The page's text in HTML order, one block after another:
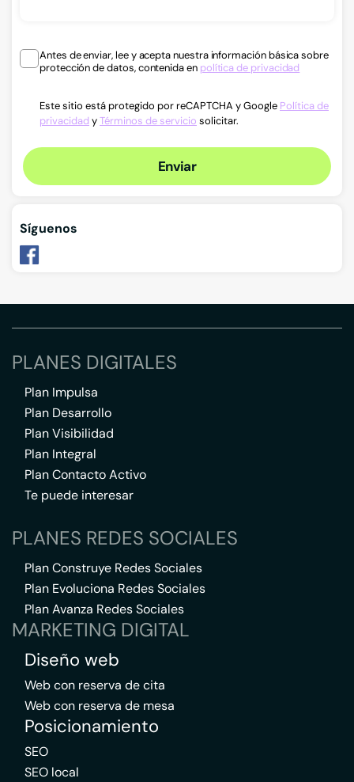
Antes de enviar, lee y acepta nuestra información básica sobre
protección de datos, contenida en política de privacidad
Este sitio está protegido por reCAPTCHA y Google Política de
privacidad yTérminos de servicio solicitar.
Enviar
Síguenos
PLANES DIGITALES
Plan Impulsa
Plan Desarrollo
Plan Visibilidad
Plan Integral
Plan Contacto Activo
Te puede interesar
PLANES REDES SOCIALES
Plan Construye Redes Sociales
Plan Evoluciona Redes Sociales
Plan Avanza Redes Sociales
MARKETING DIGITAL
Diseño web
Web con reserva de cita
Web con reserva de mesa
Posicionamiento
SEO
SEO local